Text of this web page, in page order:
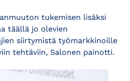
tukemisen lisäksi
täällä jo olevien
siirtymistä työmarkkinoille
tehtäviin, Salonen painotti.